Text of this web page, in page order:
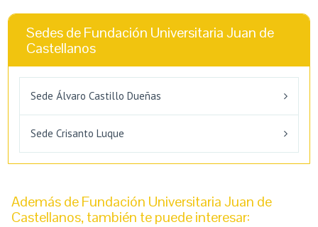
Sedes de Fundación Universitaria Juan de
Castellanos
Sede Álvaro Castillo Dueñas
Sede Crisanto Luque
Además de Fundación Universitaria Juan de
Castellanos, también te puede interesar: